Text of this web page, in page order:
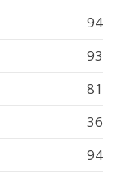
94
93
81
36
94